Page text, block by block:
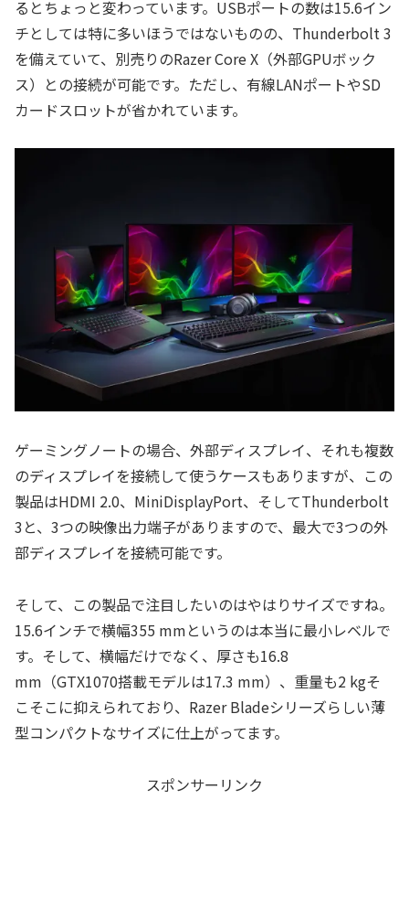
るとちょっと変わっています。USBポートの数は15.6イン
チとしては特に多いほうではないものの、Thunderbolt 3
を備えていて、別売りのRazer Core X（外部GPUボック
ス）との接続が可能です。ただし、有線LANポートやSD
カードスロットが省かれています。
ゲーミングノートの場合、外部ディスプレイ、それも複数
のディスプレイを接続して使うケースもありますが、この
製品はHDMI 2.0、MiniDisplayPort、そしてThunderbolt
3と、3つの映像出力端子がありますので、最大で3つの外
部ディスプレイを接続可能です。
そして、この製品で注目したいのはやはりサイズですね。
15.6インチで横幅355 mmというのは本当に最小レベルで
す。そして、横幅だけでなく、厚さも16.8
mm（GTX1070搭載モデルは17.3 mm）、重量も2 kgそ
こそこに抑えられており、Razer Bladeシリーズらしい薄
型コンパクトなサイズに仕上がってます。
スポンサーリンク